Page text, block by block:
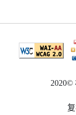
2020©